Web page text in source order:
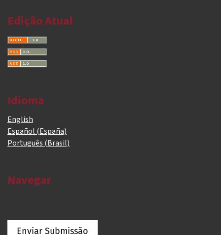
Edição Atual
Idioma
English
Español (España)
Português (Brasil)
Navegar
Enviar Submissão